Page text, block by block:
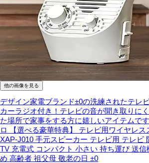
他の画像を見る
デザイン家電ブランド±0の洗練されたテレ
カーラジオ付き！テレビの音が聞き取りに
た場所で家事をする方に嬉しいアイテムです
ロ 【選べる豪華特典】 テレビ用ワイヤレ
XAP-J010 手元スピーカー テレビ用 テレビ
TV 充電式 コンパクト 小さい 持ち運び 送
め 高齢者 祖父母 敬老の日 ±0